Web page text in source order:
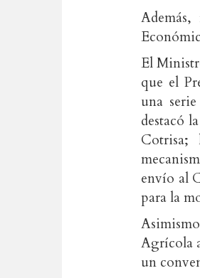
El
que el
una
destacó
Cotrisa;
envío al
para la
Agrícola
un